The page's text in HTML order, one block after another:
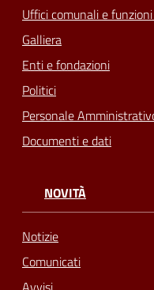
Uffici comunali e
Galliera
Enti e fondazioni
Politici
Personale
Documenti e dati
NOVITÀ
Notizie
Comunicati